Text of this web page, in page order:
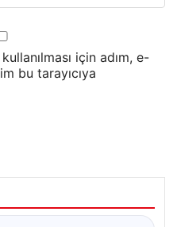
için adım, e-
bu tarayıcıya